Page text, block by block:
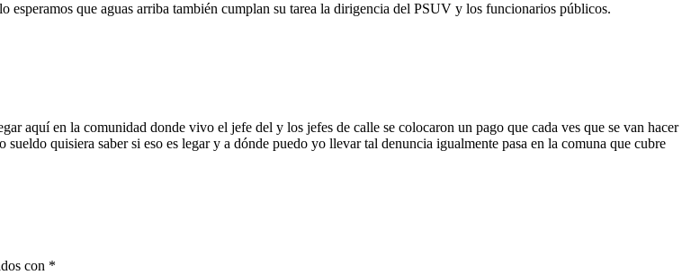
que aguas arriba también cumplan su tarea la dirigencia del PSUV y los funcionarios públicos.
aquí en la comunidad donde vivo el jefe del y los jefes de calle se colocaron un pago que cada ves que se van hacer
quisiera saber si eso es legar y a dónde puedo yo llevar tal denuncia igualmente pasa en la comuna que cubre
con *